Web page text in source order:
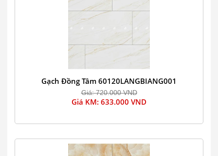
Gạch Đồng Tâm 60120LANGBIANG001
Giá: 720.000 VND
Giá KM: 633.000 VND